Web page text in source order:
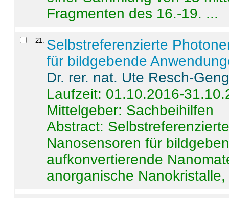
Fragmenten des 16.-19. ...
21
Selbstreferenzierte
für bildgebende
Dr. rer. nat. Ute Resch-
Laufzeit: 01.10.2016-
Mittelgeber: Sachbeihilfen
Abstract:
Nanosensoren für
aufkonvertierende
anorganische